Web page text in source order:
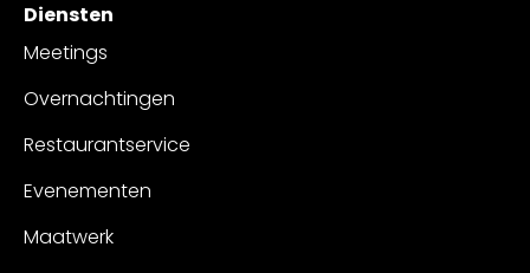
Diensten
Meetings
Overnachtingen
Restaurantservice
Evenementen
Maatwerk